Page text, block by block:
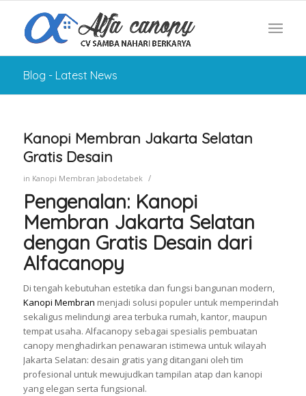
Blog - Latest News
Kanopi Membran Jakarta Selatan
Gratis Desain
in Kanopi Membran Jabodetabek /
Pengenalan: Kanopi
Membran Jakarta Selatan
dengan Gratis Desain dari
Alfacanopy
Di tengah kebutuhan estetika dan fungsi bangunan modern,
Kanopi Membran menjadi solusi populer untuk memperindah
sekaligus melindungi area terbuka rumah, kantor, maupun
tempat usaha. Alfacanopy sebagai spesialis pembuatan
canopy menghadirkan penawaran istimewa untuk wilayah
Jakarta Selatan: desain gratis yang ditangani oleh tim
profesional untuk mewujudkan tampilan atap dan kanopi
yang elegan serta fungsional.